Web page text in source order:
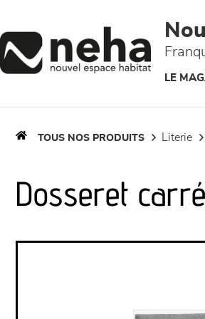
LE
TOUS NOS PRODUITS literie
Dosseret